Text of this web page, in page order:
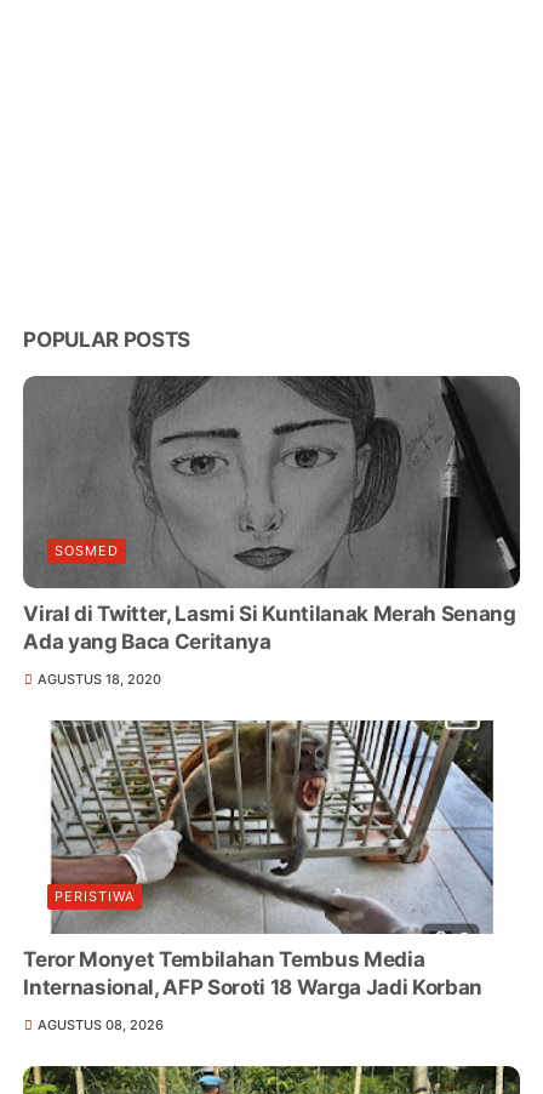
POPULAR POSTS
SOSMED
Viral di Twitter, Lasmi Si Kuntilanak Merah Senang
Ada yang Baca Ceritanya
AGUSTUS 18, 2020
PERISTIWA
Teror Monyet Tembilahan Tembus Media
Internasional, AFP Soroti 18 Warga Jadi Korban
AGUSTUS 08, 2026